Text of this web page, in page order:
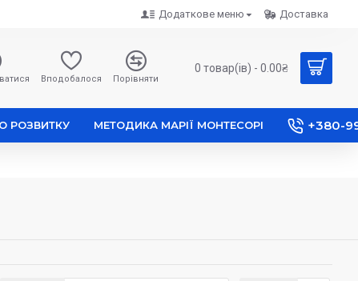
Додаткове меню Доставка
Вподобалося Порівняти
0 товар(ів) - 0.00₴
РОЗВИТКУ МЕТОДИКА МАРІЇ МОНТЕСОРІ +380-